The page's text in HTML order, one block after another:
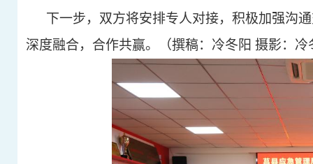
下一步，双方将安排专人对接，积极加强沟
深度融合，合作共赢。（撰稿：冷冬阳 摄影：